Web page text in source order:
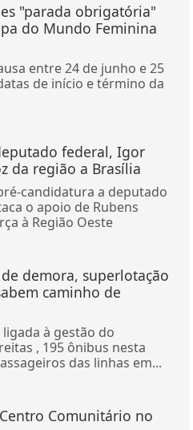
"parada obrigatória"
do Mundo Feminina
entre 24 de junho e 25
de início e término da
federal, Igor
da região a Brasília
candidatura a deputado
o apoio de Rubens
à Região Oeste
demora, superlotação
caminho de
à gestão do
, 195 ônibus nesta
das linhas em...
Comunitário no